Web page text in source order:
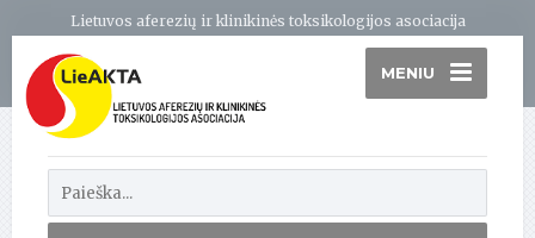
Lietuvos aferezių ir klinikinės toksikologijos asociacija
MENIU